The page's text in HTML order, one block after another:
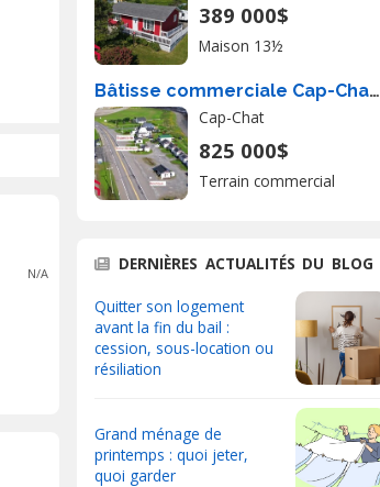
N/A
389 000$
Maison 13½
Bâtisse commerciale Cap-Chat À Vendre
Cap-Chat
825 000$
Terrain commercial
DERNIÈRES ACTUALITÉS DU BLOG
Quitter son logement
avant la fin du bail :
cession, sous-location ou
résiliation
Grand ménage de
printemps : quoi jeter,
quoi garder